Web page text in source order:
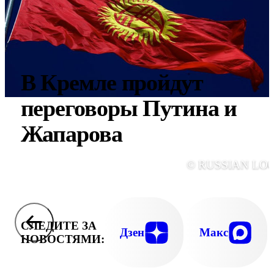
В Кремле пройдут
переговоры Путина и
Жапарова
© RUSSIAN
СЛЕДИТЕ ЗА
НОВОСТЯМИ:
Дзен Макс